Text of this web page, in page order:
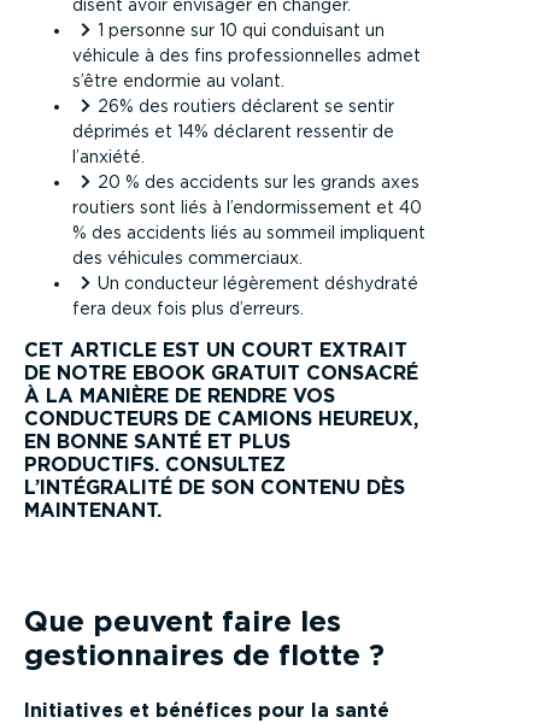
disent avoir envisager en changer.
1 personne sur 10 qui conduisant un
véhicule à des fins professionnelles admet
s’être endormie au volant.
26% des routiers déclarent se sentir
déprimés et 14% déclarent ressentir de
l’anxiété.
20 % des accidents sur les grands axes
routiers sont liés à l’endormissement et 40
% des accidents liés au sommeil impliquent
des véhicules commerciaux.
Un conducteur légèrement déshydraté
fera deux fois plus d’erreurs.
CET ARTICLE EST UN COURT EXTRAIT
DE NOTRE EBOOK GRATUIT CONSACRÉ
À LA MANIÈRE DE RENDRE VOS
CONDUCTEURS DE CAMIONS HEUREUX,
EN BONNE SANTÉ ET PLUS
PRODUCTIFS. CONSULTEZ
L’INTÉGRALITÉ DE SON CONTENU DÈS
MAINTENANT.
Que peuvent faire les
gestionnaires de flotte ?
Initiatives et bénéfices pour la santé